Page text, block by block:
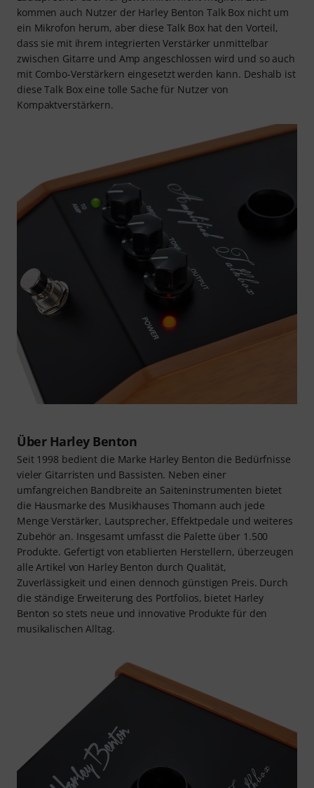
kommen auch Nutzer der Harley Benton Talk Box nicht um
ein Mikrofon herum, aber diese Talk Box hat den Vorteil,
dass sie mit ihrem integrierten Verstärker unmittelbar
zwischen Gitarre und Amp angeschlossen wird und so auch
mit Combo-Verstärkern eingesetzt werden kann. Deshalb ist
diese Talk Box eine tolle Sache für Nutzer von
Kompaktverstärkern.
Über Harley Benton
Seit 1998 bedient die Marke Harley Benton die Bedürfnisse
vieler Gitarristen und Bassisten. Neben einer
umfangreichen Bandbreite an Saiteninstrumenten bietet
die Hausmarke des Musikhauses Thomann auch jede
Menge Verstärker, Lautsprecher, Effektpedale und weiteres
Zubehör an. Insgesamt umfasst die Palette über 1.500
Produkte. Gefertigt von etablierten Herstellern, überzeugen
alle Artikel von Harley Benton durch Qualität,
Zuverlässigkeit und einen dennoch günstigen Preis. Durch
die ständige Erweiterung des Portfolios, bietet Harley
Benton so stets neue und innovative Produkte für den
musikalischen Alltag.